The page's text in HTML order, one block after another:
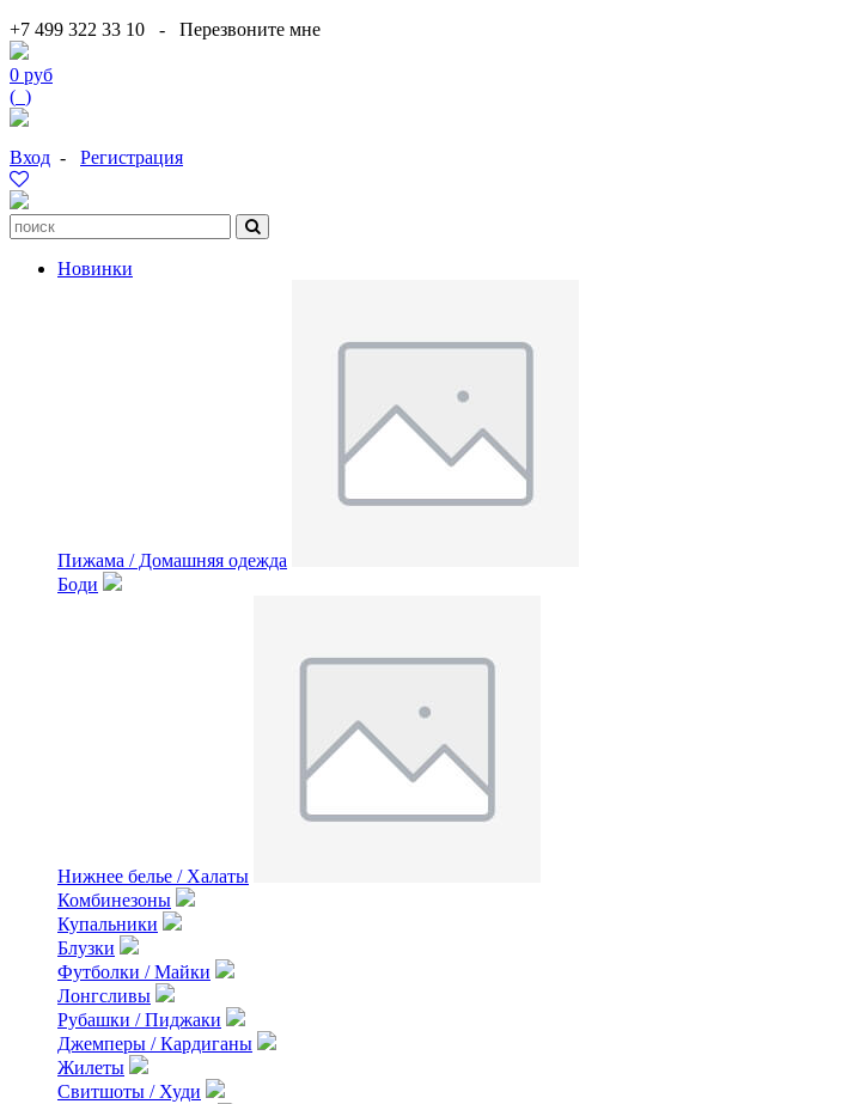
+7 499 322 33 10 - Перезвоните мне
0 руб
( )
Вход - Регистрация
Новинки
Пижама / Домашняя одежда
Боди
Нижнее белье / Халаты
Комбинезоны
Купальники
Блузки
Футболки / Майки
Лонгсливы
Рубашки / Пиджаки
Джемперы / Кардиганы
Жилеты
Свитшоты / Худи